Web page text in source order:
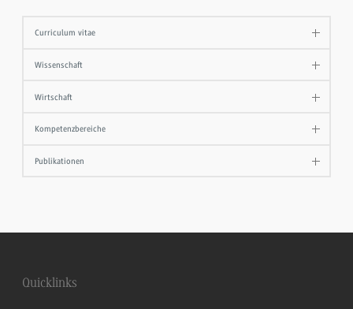
Curriculum vitae
Wissenschaft
Wirtschaft
Kompetenzbereiche
Publikationen
Quicklinks